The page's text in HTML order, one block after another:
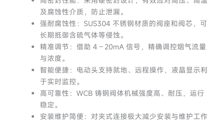
及腐蚀性介质，防止泄漏。
强耐腐蚀性：SUS304 不锈钢材质的阀座和阀芯，可
长期抵御含硫气体等侵蚀。
精准调节：借助 4 – 20mA 信号，精确调控烟气流量
与浓度。
智能便捷：电动头支持就地、远程操作，液晶显示利
于实时监控。
高可靠性：WCB 铸钢阀体机械强度高、耐压，运行
稳定。
安装维护简便：对夹式连接极大减少安装与维护工作